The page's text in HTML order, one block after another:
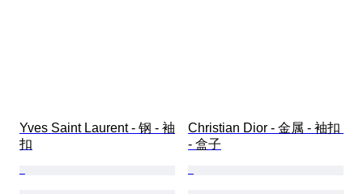
Yves Saint Laurent - 钢 - 袖
扣
Christian Dior - 金属 - 袖扣
- 盒子